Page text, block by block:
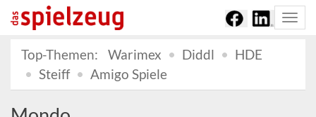
Top-Themen:
Warimex Diddl
HDE
Steiff
Amigo Spiele